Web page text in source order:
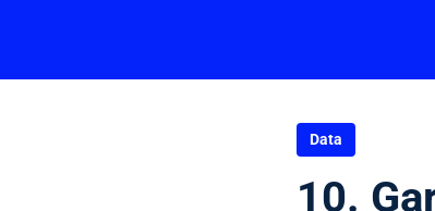
Data
10.